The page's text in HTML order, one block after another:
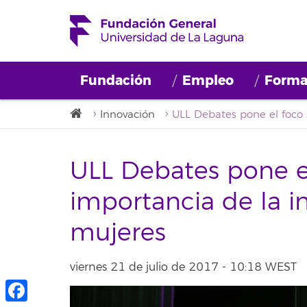
Fundación Empleo
Innovación
ULL Debates pone
importancia de la
mujeres
viernes 21 de julio de 2017 - 10:18 WEST